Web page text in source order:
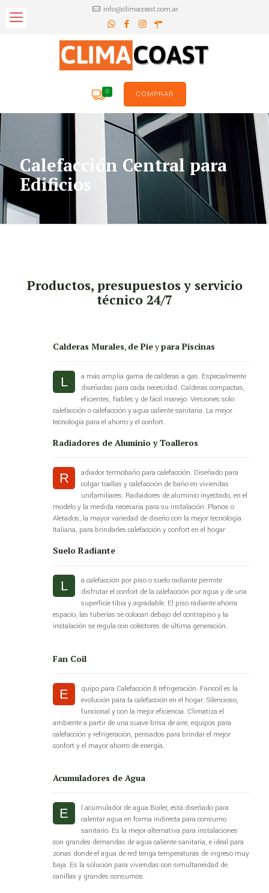
info@climacoast.com.ar
0 COMPRAR
Calefacción Central para
Edificios
Productos, presupuestos y servicio
técnico 24/7
Calderas Murales, de Pieypara Piscinas
L
a más amplia gama de calderas a gas. Especialmente
diseñadas para cada necesidad. Calderas compactas,
eficientes, fiables y de fácil manejo. Versiones solo
calefacción o calefacción y agua caliente sanitaria. La mejor
tecnología para el ahorro y el confort.
Radiadores de Aluminio y Toalleros
R
adiador termobaño para calefacción. Diseñado para
colgar toallas y calefacción de baño en viviendas
unifamiliares. Radiadores de aluminio inyectado, en el
modelo y la medida necesaria para su instalación. Planos o
Aletados, la mayor variedad de diseño con la mejor tecnología
Italiana, para brindarles calefacción y confort en el hogar
Suelo Radiante
L
a calefacción por piso o suelo radiante permite
disfrutar el confort de la calefacción por agua y de una
superficie tibia y agradable. El piso radiante ahorra
espacio, las tuberías se colocan debajo del contrapiso y la
instalación se regula con colectores de última generación.
Fan Coil
E
quipo para Calefacción & refrigeración. Fancoil es la
evolución para la calefacción en el hogar. Silencioso,
funcional y con la mejor eficiencia. Climatiza el
ambiente a partir de una suave brisa de aire, equipos para
calefacción y refrigeración, pensados para brindar el mejor
confort y el mayor ahorro de energía.
Acumuladores de Agua
E
l acumulador de agua Boiler, está diseñado para
calentar agua en forma indirecta para consumo
sanitario. Es la mejor alternativa para instalaciones
con grandes demandas de agua caliente sanitaria, e ideal para
zonas donde el agua de red tenga temperaturas de ingreso muy
baja. Es la solución para viviendas con simultaneidad de
canillas y grandes consumos.